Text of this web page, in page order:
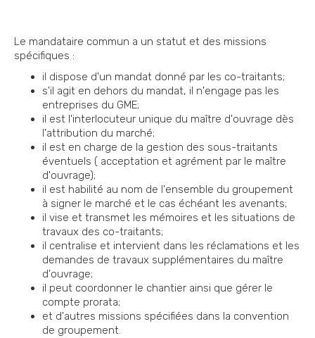
Le mandataire commun a un statut et des missions
spécifiques :
il dispose d'un mandat donné par les co-traitants;
s'il agit en dehors du mandat, il n'engage pas les
entreprises du GME;
il est l'interlocuteur unique du maître d'ouvrage dès
l'attribution du marché;
il est en charge de la gestion des sous-traitants
éventuels ( acceptation et agrément par le maître
d'ouvrage);
il est habilité au nom de l'ensemble du groupement
à signer le marché et le cas échéant les avenants;
il vise et transmet les mémoires et les situations de
travaux des co-traitants;
il centralise et intervient dans les réclamations et les
demandes de travaux supplémentaires du maître
d'ouvrage;
il peut coordonner le chantier ainsi que gérer le
compte prorata;
et d'autres missions spécifiées dans la convention
de groupement.